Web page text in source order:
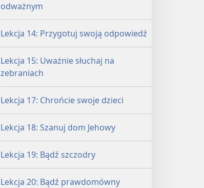
odważnym
Lekcja 14: Przygotuj swoją odpowiedź
Lekcja 15: Uważnie słuchaj na
zebraniach
Lekcja 17: Chrońcie swoje dzieci
Lekcja 18: Szanuj dom Jehowy
Lekcja 19: Bądź szczodry
Lekcja 20: Bądź prawdomówny